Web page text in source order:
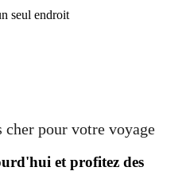
seul endroit
pour votre voyage
et profitez des